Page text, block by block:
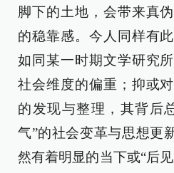
脚下的土地，会带来真
的稳靠感。今人同样有
如同某一时期文学研究
社会维度的偏重；抑或
的发现与整理，其背后
气”的社会变革与思想更
然有着明显的当下或“后